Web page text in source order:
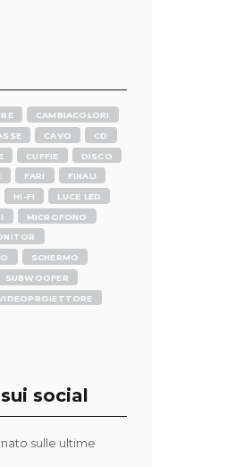
CAMBIACOLORI
CAVO CD
CUFFIE DISCO
FARI FINALI
HI-FI LUCE LED
MICROFONO
SCHERMO
SUBWOOFER
social
sulle ultime